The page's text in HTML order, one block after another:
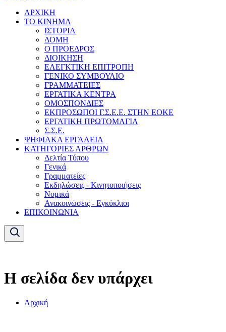
ΑΡΧΙΚΗ
ΤΟ ΚΙΝΗΜΑ
ΙΣΤΟΡΙΑ
ΔΟΜΗ
Ο ΠΡΟΕΔΡΟΣ
ΔΙΟΙΚΗΣΗ
ΕΛΕΓΚΤΙΚΗ ΕΠΙΤΡΟΠΗ
ΓΕΝΙΚΟ ΣΥΜΒΟΥΛΙΟ
ΓΡΑΜΜΑΤΕΙΕΣ
ΕΡΓΑΤΙΚΑ ΚΕΝΤΡΑ
ΟΜΟΣΠΟΝΔΙΕΣ
ΕΚΠΡΟΣΩΠΟΙ Γ.Σ.Ε.Ε. ΣΤΗΝ ΕΟΚΕ
ΕΡΓΑΤΙΚΗ ΠΡΩΤΟΜΑΓΙΑ
Σ.Σ.Ε.
ΨΗΦΙΑΚΑ ΕΡΓΑΛΕΙΑ
ΚΑΤΗΓΟΡΙΕΣ ΑΡΘΡΩΝ
Δελτία Τύπου
Γενικά
Γραμματείες
Εκδηλώσεις - Κινητοποιήσεις
Νομικά
Ανακοινώσεις - Εγκύκλιοι
ΕΠΙΚΟΙΝΩΝΙΑ
Η σελίδα δεν υπάρχει
Αρχική